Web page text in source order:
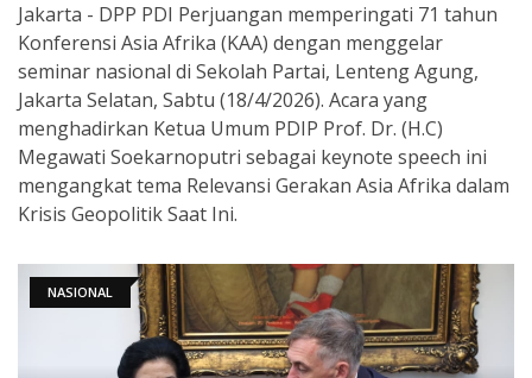
Jakarta - DPP PDI Perjuangan memperingati 71 tahun
Konferensi Asia Afrika (KAA) dengan menggelar
seminar nasional di Sekolah Partai, Lenteng Agung,
Jakarta Selatan, Sabtu (18/4/2026). Acara yang
menghadirkan Ketua Umum PDIP Prof. Dr. (H.C)
Megawati Soekarnoputri sebagai keynote speech ini
mengangkat tema Relevansi Gerakan Asia Afrika dalam
Krisis Geopolitik Saat Ini.
NASIONAL